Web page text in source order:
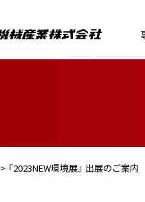
> 『2023NEW環境展』 出展のご案内